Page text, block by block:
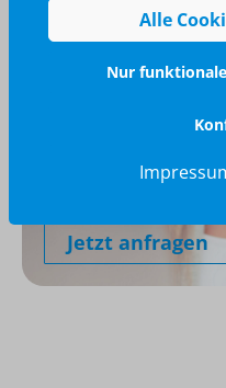
Wir glänzen für
040 / 570 18 25 70
Jetzt anfragen
Alle
Nur